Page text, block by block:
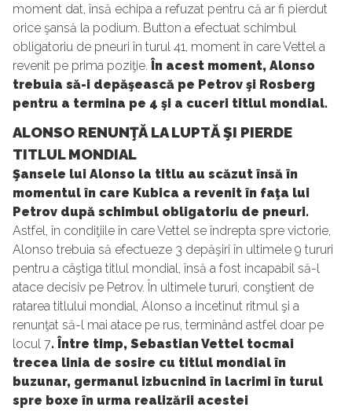
moment dat, însă echipa a refuzat pentru că ar fi pierdut
orice şansă la podium. Button a efectuat schimbul
obligatoriu de pneuri în turul 41, moment în care Vettel a
revenit pe prima poziţie. În acest moment, Alonso
trebuia să-i depăşească pe Petrov şi Rosberg
pentru a termina pe 4 şi a cuceri titlul mondial.
ALONSO RENUNŢĂ LA LUPTĂ ŞI PIERDE
TITLUL MONDIAL
Şansele lui Alonso la titlu au scăzut însă în
momentul în care Kubica a revenit în faţa lui
Petrov după schimbul obligatoriu de pneuri.
Astfel, în condiţiile în care Vettel se îndrepta spre victorie,
Alonso trebuia să efectueze 3 depăşiri în ultimele 9 tururi
pentru a câştiga titlul mondial, însă a fost incapabil să-l
atace decisiv pe Petrov. În ultimele tururi, conştient de
ratarea titlului mondial, Alonso a incetinut ritmul şi a
renunţat să-l mai atace pe rus, terminând astfel doar pe
locul 7. Între timp, Sebastian Vettel tocmai
trecea linia de sosire cu titlul mondial în
buzunar, germanul izbucnind în lacrimi în turul
spre boxe în urma realizării acestei